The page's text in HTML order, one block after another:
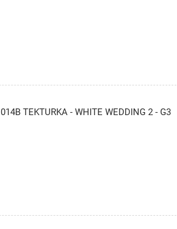
014B TEKTURKA - WHITE WEDDING 2 - G3